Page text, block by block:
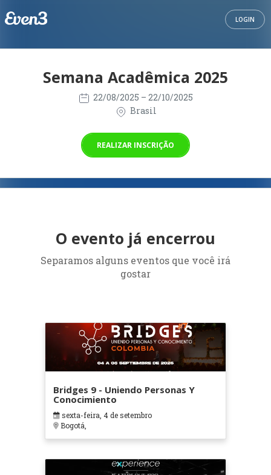
LOGIN
Semana Acadêmica 2025
22/08/2025 – 22/10/2025
Brasil
REALIZAR INSCRIÇÃO
O evento já encerrou
Separamos alguns eventos que você irá
gostar
Bridges 9 - Uniendo Personas Y
Conocimiento
sexta-feira, 4 de setembro
Bogotá,